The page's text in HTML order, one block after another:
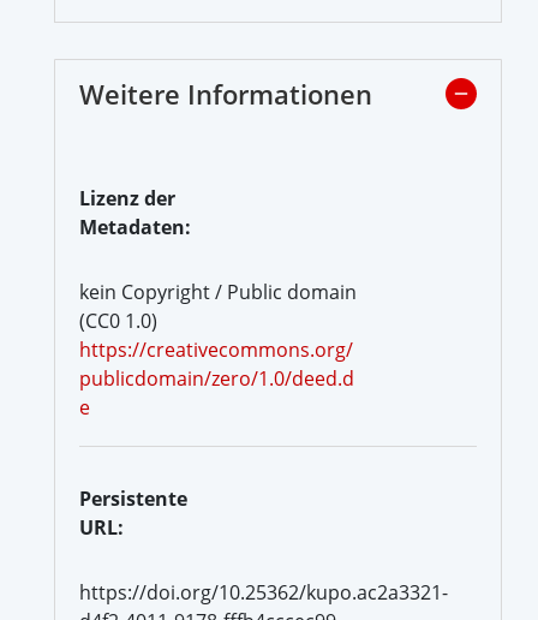
Weitere Informationen
Lizenz der
Metadaten:
kein Copyright / Public domain
(CC0 1.0)
https://creativecommons.org/
publicdomain/zero/1.0/deed.d
e
Persistente
URL:
https://doi.org/10.25362/kupo.ac2a3321-